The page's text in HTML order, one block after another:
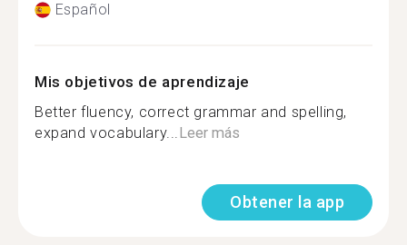
Español
Mis objetivos de aprendizaje
Better fluency, correct grammar and spelling,
expand vocabulary...Leer más
Obtener la app